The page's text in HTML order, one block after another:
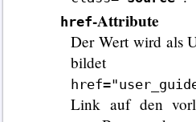
href-Attribute
Der Wert wird als
Link auf den